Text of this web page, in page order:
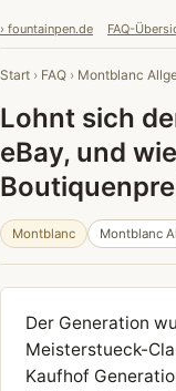
› fountainpen.de FAQ-
Start › FAQ › Montblanc
Lohnt sich
eBay, und
Montblanc Montblanc
Der Generation
Meisterstueck-
Kaufhof